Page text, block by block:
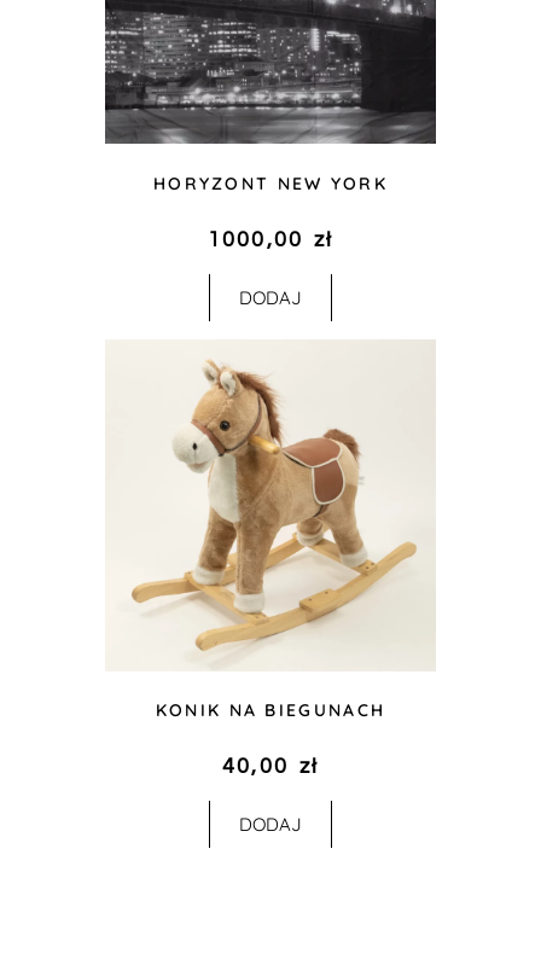
HORYZONT NEW YORK
1000,00 zł
DODAJ
KONIK NA BIEGUNACH
40,00 zł
DODAJ